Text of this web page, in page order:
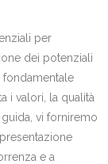
per
dei potenziali
i valori, la qualità
vi forniremo
e a